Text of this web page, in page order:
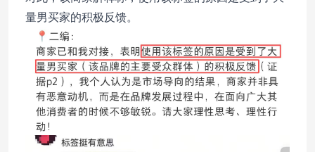
量男买家的积极反馈。